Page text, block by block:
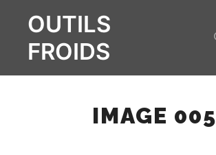
OUTILS
FROIDS
IMAGE 005